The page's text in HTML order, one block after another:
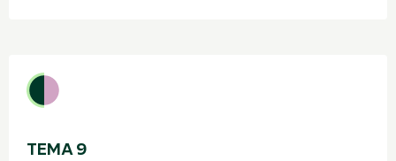
TEMA 9